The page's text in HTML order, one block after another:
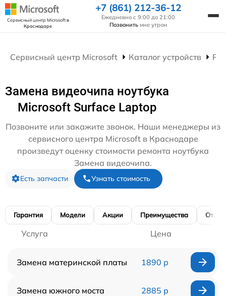
Сервисный центр Microsoftв
Краснодаре
+7 (861) 212-36-12
Ежедневно с 9:00 до 21:00
Позвонить мне утром
Сервисный центр Microsoft Каталог устройств
Замена видеочипа ноутбука
Microsoft Surface Laptop
Позвоните или закажите звонок. Наши менеджеры из
сервисного центра Microsoft в Краснодаре
произведут оценку стоимости ремонта ноутбука
Замена видеочипа.
Есть запчасти Узнать стоимость
Гарантия Модели Акции Преимущества
Услуга Цена
Замена материнской платы 1890 р
Замена южного моста 2885 р